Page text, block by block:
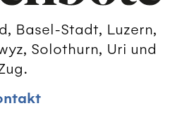
Basel-Stadt, Luzern,
Solothurn, Uri und